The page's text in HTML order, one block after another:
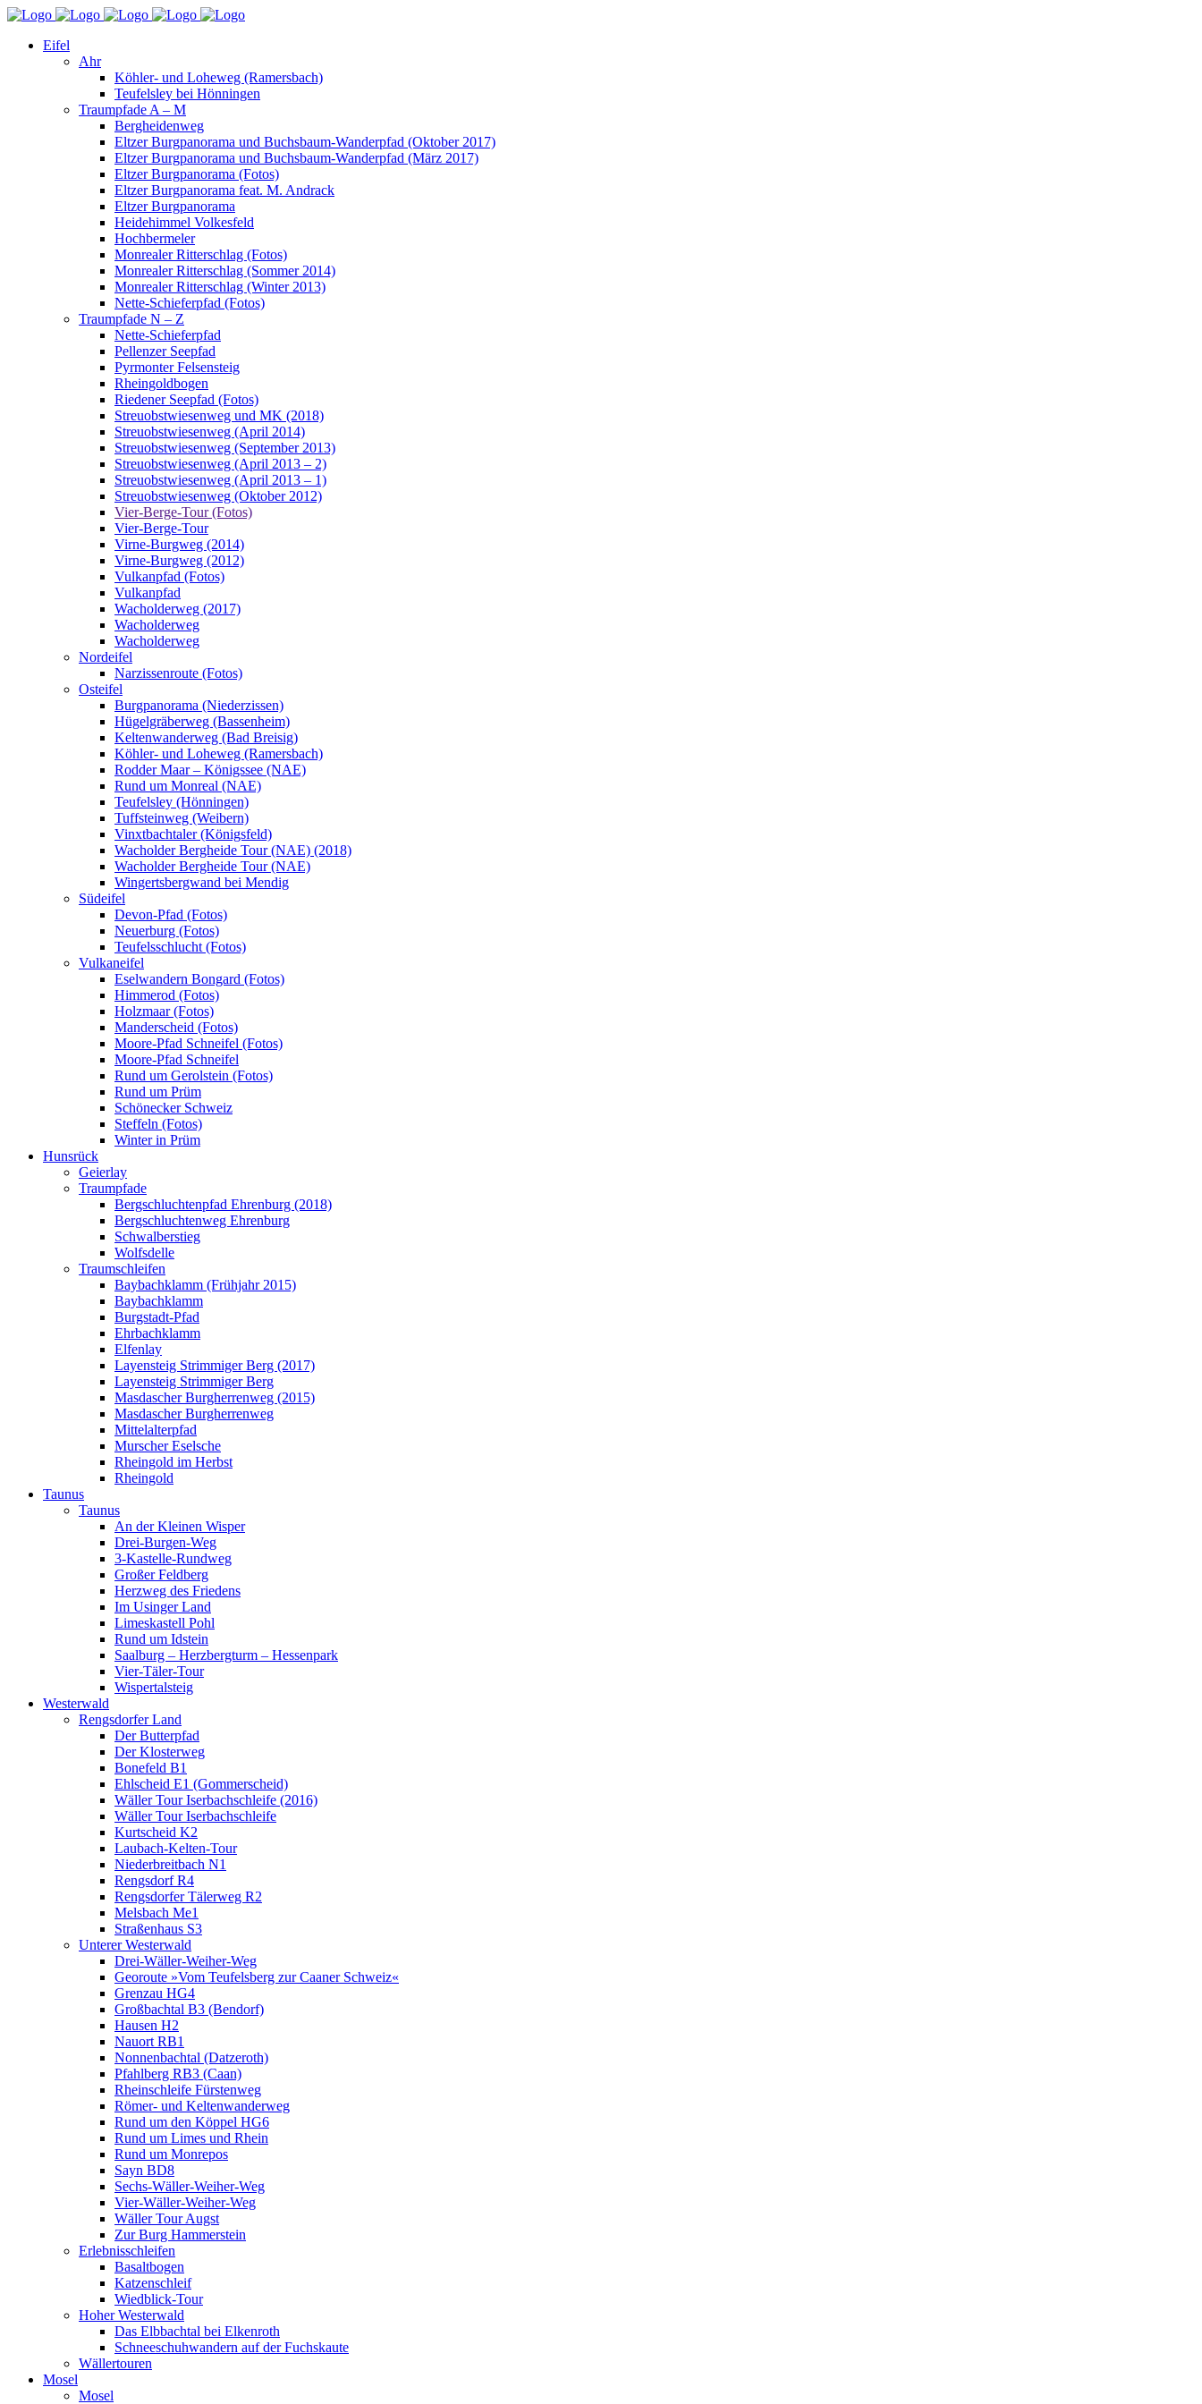
Eifel
Ahr
Köhler- und Loheweg (Ramersbach)
Teufelsley bei Hönningen
Traumpfade A – M
Bergheidenweg
Eltzer Burgpanorama und Buchsbaum-Wanderpfad (Oktober 2017)
Eltzer Burgpanorama und Buchsbaum-Wanderpfad (März 2017)
Eltzer Burgpanorama (Fotos)
Eltzer Burgpanorama feat. M. Andrack
Eltzer Burgpanorama
Heidehimmel Volkesfeld
Hochbermeler
Monrealer Ritterschlag (Fotos)
Monrealer Ritterschlag (Sommer 2014)
Monrealer Ritterschlag (Winter 2013)
Nette-Schieferpfad (Fotos)
Traumpfade N – Z
Nette-Schieferpfad
Pellenzer Seepfad
Pyrmonter Felsensteig
Rheingoldbogen
Riedener Seepfad (Fotos)
Streuobstwiesenweg und MK (2018)
Streuobstwiesenweg (April 2014)
Streuobstwiesenweg (September 2013)
Streuobstwiesenweg (April 2013 – 2)
Streuobstwiesenweg (April 2013 – 1)
Streuobstwiesenweg (Oktober 2012)
Vier-Berge-Tour (Fotos)
Vier-Berge-Tour
Virne-Burgweg (2014)
Virne-Burgweg (2012)
Vulkanpfad (Fotos)
Vulkanpfad
Wacholderweg (2017)
Wacholderweg
Wacholderweg
Nordeifel
Narzissenroute (Fotos)
Osteifel
Burgpanorama (Niederzissen)
Hügelgräberweg (Bassenheim)
Keltenwanderweg (Bad Breisig)
Köhler- und Loheweg (Ramersbach)
Rodder Maar – Königssee (NAE)
Rund um Monreal (NAE)
Teufelsley (Hönningen)
Tuffsteinweg (Weibern)
Vinxtbachtaler (Königsfeld)
Wacholder Bergheide Tour (NAE) (2018)
Wacholder Bergheide Tour (NAE)
Wingertsbergwand bei Mendig
Südeifel
Devon-Pfad (Fotos)
Neuerburg (Fotos)
Teufelsschlucht (Fotos)
Vulkaneifel
Eselwandern Bongard (Fotos)
Himmerod (Fotos)
Holzmaar (Fotos)
Manderscheid (Fotos)
Moore-Pfad Schneifel (Fotos)
Moore-Pfad Schneifel
Rund um Gerolstein (Fotos)
Rund um Prüm
Schönecker Schweiz
Steffeln (Fotos)
Winter in Prüm
Hunsrück
Geierlay
Traumpfade
Bergschluchtenpfad Ehrenburg (2018)
Bergschluchtenweg Ehrenburg
Schwalberstieg
Wolfsdelle
Traumschleifen
Baybachklamm (Frühjahr 2015)
Baybachklamm
Burgstadt-Pfad
Ehrbachklamm
Elfenlay
Layensteig Strimmiger Berg (2017)
Layensteig Strimmiger Berg
Masdascher Burgherrenweg (2015)
Masdascher Burgherrenweg
Mittelalterpfad
Murscher Eselsche
Rheingold im Herbst
Rheingold
Taunus
Taunus
An der Kleinen Wisper
Drei-Burgen-Weg
3-Kastelle-Rundweg
Großer Feldberg
Herzweg des Friedens
Im Usinger Land
Limeskastell Pohl
Rund um Idstein
Saalburg – Herzbergturm – Hessenpark
Vier-Täler-Tour
Wispertalsteig
Westerwald
Rengsdorfer Land
Der Butterpfad
Der Klosterweg
Bonefeld B1
Ehlscheid E1 (Gommerscheid)
Wäller Tour Iserbachschleife (2016)
Wäller Tour Iserbachschleife
Kurtscheid K2
Laubach-Kelten-Tour
Niederbreitbach N1
Rengsdorf R4
Rengsdorfer Tälerweg R2
Melsbach Me1
Straßenhaus S3
Unterer Westerwald
Drei-Wäller-Weiher-Weg
Georoute »Vom Teufelsberg zur Caaner Schweiz«
Grenzau HG4
Großbachtal B3 (Bendorf)
Hausen H2
Nauort RB1
Nonnenbachtal (Datzeroth)
Pfahlberg RB3 (Caan)
Rheinschleife Fürstenweg
Römer- und Keltenwanderweg
Rund um den Köppel HG6
Rund um Limes und Rhein
Rund um Monrepos
Sayn BD8
Sechs-Wäller-Weiher-Weg
Vier-Wäller-Weiher-Weg
Wäller Tour Augst
Zur Burg Hammerstein
Erlebnisschleifen
Basaltbogen
Katzenschleif
Wiedblick-Tour
Hoher Westerwald
Das Elbbachtal bei Elkenroth
Schneeschuhwandern auf der Fuchskaute
Wällertouren
Mosel
Mosel